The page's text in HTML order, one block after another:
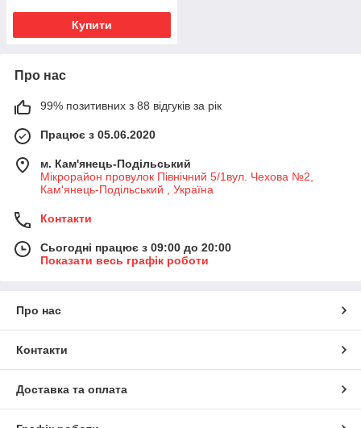
Купити
Про нас
99% позитивних з 88 відгуків за рік
Працює з 05.06.2020
м. Кам'янець-Подільський
Мікрорайон провулок Північний 5/1вул. Чехова №2,
Кам'янець-Подільський , Україна
Контакти
Сьогодні працює з 09:00 до 20:00
Показати весь графік роботи
Про нас
Контакти
Доставка та оплата